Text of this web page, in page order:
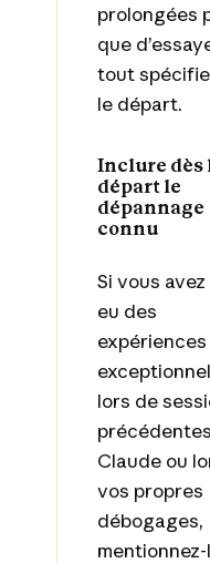
prolongées
que
tout
le départ.
Inclure dès
départ le
dépannage
connu
Si vous
eu des
expériences
lors de
Claude ou
vos propres
débogages,